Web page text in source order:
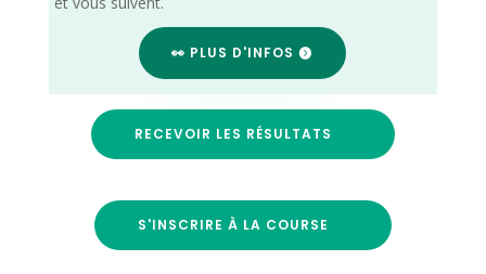
👀 PLUS D'INFOS
RECEVOIR LES RÉSULTATS
S'INSCRIRE À LA COURSE